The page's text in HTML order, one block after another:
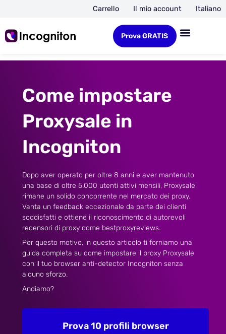
Carrello Il mio account Italiano
Prova GRATIS
Come impostare
Proxysale in
Incogniton
Dopo aver operato per oltre 8 anni e aver mantenuto
una base di oltre 5.000 utenti attivi mensili, Proxysale
rimane un solido concorrente nel mercato dei proxy.
Vanta un feedback eccezionale da parte dei clienti
soddisfatti e ottiene il riconoscimento di autorevoli
recensori di proxy come bestproxyreviews.
Per questo motivo, in questo articolo ti forniamo una
guida completa su come impostare il proxy Proxysale
con il tuo browser anti-detector Incogniton senza
alcuno sforzo.
Andiamo?
Prova 10 profili browser